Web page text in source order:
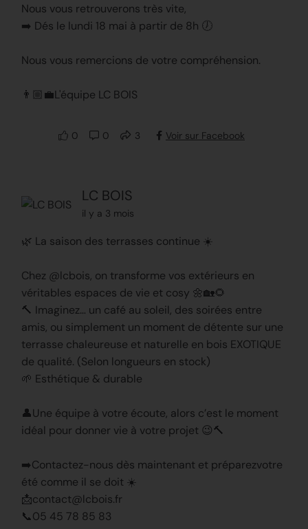
Nous vous retrouverons très vite,
➡️ Dés le lundi 18 mai à partir de 8h 🕖
Nous vous remercions de votre compréhension.
👨🏼‍💼L'équipe LC BOIS
0 0 3 Voir sur Facebook
LC BOIS
il y a 3 mois
🌿 La saison des terrasses continue ☀️
Chez @lcbois, on transforme vos extérieurs en
véritables espaces de vie et cosy 🌼🏡🌻
🔨 Imaginez… un café au soleil, des soirées entre
amis, ou simplement un moment de détente sur une
terrasse chaleureuse et naturelle en bois EXOTIQUE
de qualité. (Selon longueurs en stock)
🌱 Esthétique & durable
👤Une équipe à votre écoute, alors c’est le moment
idéal pour donner vie à votre projet 😉🔨
➡️Contactez-nous dès maintenant et préparezvotre
été comme il se doit ☀️
📩contact@lcbois.fr
📞05 45 78 85 83